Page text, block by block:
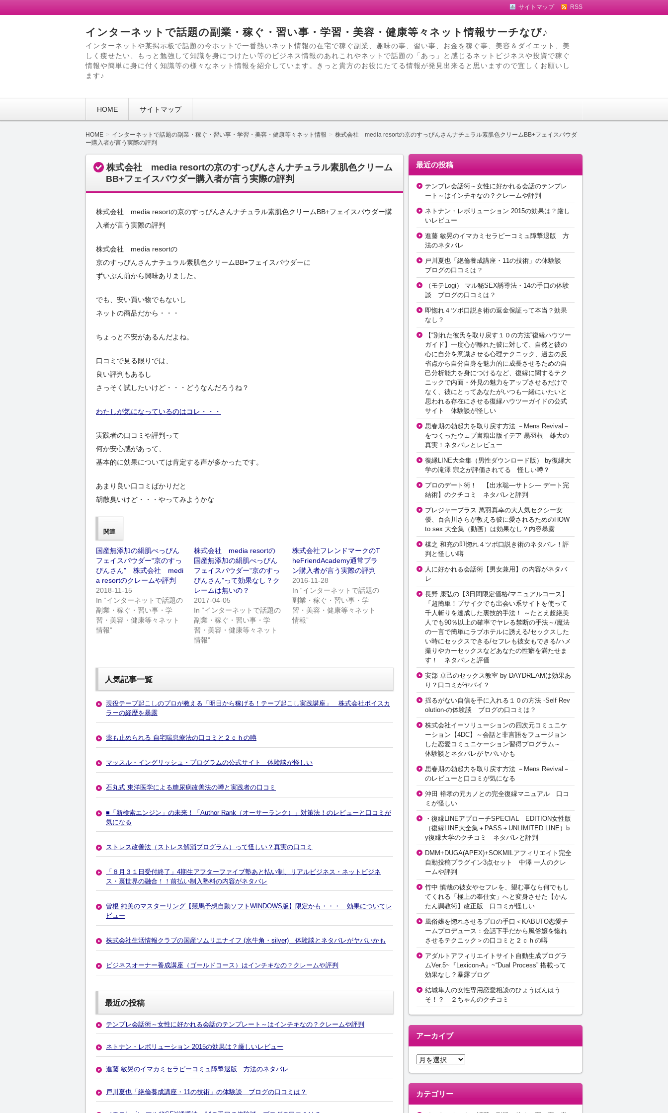
サイトマップ RSS
インターネットで話題の副業・稼ぐ・習い事・学習・美容・健康等々ネット情報サーチなび♪
インターネットや某掲示板で話題の今ホットで一番熱いネット情報の在宅で稼ぐ副業、趣味の事、習い事、お金を稼ぐ事、美容＆ダイエット、美
しく痩せたい、もっと勉強して知識を身につけたい等のビジネス情報のあれこれやネットで話題の「あっ」と感じるネットビジネスや投資で稼ぐ
情報や簡単に身に付く知識等の様々なネット情報を紹介しています。きっと貴方のお役にたてる情報が発見出来ると思いますので宜しくお願いし
ます♪
HOME サイトマップ
HOME インターネットで話題の副業・稼ぐ・習い事・学習・美容・健康等々ネット情報
株式会社 media resortの京のすっぴんさんナチュラル素肌色クリームBB+フェイスパウダ
ー購入者が言う実際の評判
株式会社 media resortの京のすっぴんさんナチュラル素肌色クリーム
BB+フェイスパウダー購入者が言う実際の評判
株式会社 media resortの京のすっぴんさんナチュラル素肌色クリームBB+フェイスパウダー購
入者が言う実際の評判
株式会社 media resortの
京のすっぴんさんナチュラル素肌色クリームBB+フェイスパウダーに
ずいぶん前から興味ありました。
でも、安い買い物でもないし
ネットの商品だから・・・
ちょっと不安があるんだよね。
口コミで見る限りでは、
良い評判もあるし
さっそく試したいけど・・・どうなんだろうね？
わたしが気になっているのはコレ・・・
実践者の口コミや評判って
何か安心感があって、
基本的に効果については肯定する声が多かったです。
あまり良い口コミばかりだと
胡散臭いけど・・・やってみようかな
関連
国産無添加の絹肌べっぴん
フェイスパウダー“京のすっ
ぴんさん” 株式会社 medi
a resortのクレームや評判
2018-11-15
In “インターネットで話題の
副業・稼ぐ・習い事・学
習・美容・健康等々ネット
情報”
株式会社 media resortの
国産無添加の絹肌べっぴん
フェイスパウダー“京のすっ
ぴんさん”って効果なし？ク
レームは無いの？
2017-04-05
In “インターネットで話題の
副業・稼ぐ・習い事・学
習・美容・健康等々ネット
情報”
株式会社フレンドマークのT
heFriendAcademy通常プラ
ン購入者が言う実際の評判
2016-11-28
In “インターネットで話題の
副業・稼ぐ・習い事・学
習・美容・健康等々ネット
情報”
人気記事一覧
現役テープ起こしのプロが教える「明日から稼げる！テープ起こし実践講座」 株式会社ボイスカ
ラーの経歴を暴露
薬も止められる 自宅喘息療法の口コミと２ｃｈの噂
マッスル・イングリッシュ・プログラムの公式サイト 体験談が怪しい
石丸式 東洋医学による糖尿病改善法の噂と実践者の口コミ
■「新検索エンジン」の未来！「Author Rank（オーサーランク）」対策法！のレビューと口コミが
気になる
ストレス改善法（ストレス解消プログラム）って怪しい？真実の口コミ
「８月３１日受付終了」4期生アフターファイブ塾あと払い制、リアルビジネス・ネットビジネ
ス・裏世界の融合！！前払い制入塾料の内容がネタバレ
曽根 純美のマスターリング【競馬予想自動ソフトWINDOWS版】限定かも・・・ 効果についてレ
ビュー
株式会社生活情報クラブの国産ソムリエナイフ (水牛角・silver) 体験談とネタバレがヤバいかも
ビジネスオーナー養成講座（ゴールドコース）はインチキなの？クレームや評判
最近の投稿
テンプレ会話術～女性に好かれる会話のテンプレート～はインチキなの？クレームや評判
ネトナン・レボリューション 2015の効果は？厳しいレビュー
進藤 敏晃のイマカミセラピーコミュ障撃退版 方法のネタバレ
戸川夏也「絶倫養成講座・11の技術」の体験談 ブログの口コミは？
最近の投稿
テンプレ会話術～女性に好かれる会話のテンプレ
ート～はインチキなの？クレームや評判
ネトナン・レボリューション 2015の効果は？厳し
いレビュー
進藤 敏晃のイマカミセラピーコミュ障撃退版 方
法のネタバレ
戸川夏也「絶倫養成講座・11の技術」の体験談
ブログの口コミは？
（モテLogi） マル秘SEX誘導法・14の手口の体験
談 ブログの口コミは？
即惚れ４ツボ口説き術の返金保証って本当？効果
なし？
【“別れた彼氏を取り戻す１０の方法”復縁ハウツー
ガイド】一度心が離れた彼に対して、自然と彼の
心に自分を意識させる心理テクニック、過去の反
省点から自分自身を魅力的に成長させるための自
己分析能力を身につけるなど、復縁に関するテク
ニックで内面・外見の魅力をアップさせるだけで
なく、彼にとってあなたがいつも一緒にいたいと
思われる存在にさせる復縁ハウツーガイドの公式
サイト 体験談が怪しい
思春期の勃起力を取り戻す方法 －Mens Revival－
をつくったウェブ書籍出版イデア 黒羽根 雄大の
真実！ネタバレとレビュー
復縁LINE大全集（男性ダウンロード版） by復縁大
学の滝澤 宗之が評価されてる 怪しい噂？
プロのデート術！ 【出水聡―サトシ― デート完
結術】のクチコミ ネタバレと評判
プレジャープラス 萬羽真幸の大人気セクシー女
優、百合川さらが教える彼に愛されるためのHOW
to sex 大全集（動画）は効果なし？内容暴露
楳之 和充の即惚れ４ツボ口説き術のネタバレ！評
判と怪しい噂
人に好かれる会話術【男女兼用】の内容がネタバ
レ
長野 康弘の【3日間限定価格/マニュアルコース】
「超簡単！ブサイクでも出会い系サイトを使って
千人斬りを達成した裏技的手法！ ～たとえ超絶美
人でも90％以上の確率でヤレる禁断の手法～/魔法
の一言で簡単にラブホテルに誘える/セックスした
い時にセックスできる/セフレも彼女もできる/ハメ
撮りやカーセックスなどあなたの性癖を満たせま
す！ ネタバレと評価
安部 卓己のセックス教室 by DAYDREAMは効果あ
り？口コミがヤバイ？
揺るがない自信を手に入れる１０の方法 -Self Rev
olution-の体験談 ブログの口コミは？
株式会社イーソリューションの四次元コミュニケ
ーション【4DC】～会話と非言語をフュージョン
した恋愛コミュニケーション習得プログラム～
体験談とネタバレがヤバいかも
思春期の勃起力を取り戻す方法 －Mens Revival－
のレビューと口コミが気になる
沖田 裕孝の元カノとの完全復縁マニュアル 口コ
ミが怪しい
・復縁LINEアプローチSPECIAL EDITION女性版
（復縁LINE大全集＋PASS＋UNLIMITED LINE）b
y復縁大学のクチコミ ネタバレと評判
DMM+DUGA(APEX)+SOKMILアフィリエイト完全
自動投稿プラグイン3点セット 中澤 一人のクレ
ームや評判
竹中 慎哉の彼女やセフレを、望む事なら何でもし
てくれる「極上の奉仕女」へと変身させた【かん
たん調教術】改正版 口コミが怪しい
風俗嬢を惚れさせるプロの手口＜KABUTO恋愛チ
ームプロデュース：会話下手だから風俗嬢を惚れ
させるテクニック＞の口コミと２ｃｈの噂
アダルトアフィリエイトサイト自動生成プログラ
ムVer.5~『Lexicon-A』~“Dual Process” 搭載って
効果なし？暴露ブログ
結城隼人の女性専用恋愛相談のひょうばんはう
そ！？ ２ちゃんのクチコミ
アーカイブ
ア
イ
カテゴリー